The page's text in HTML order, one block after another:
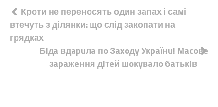
Навігація
записів
Кроти не переносять один запах і самі
втечуть з ділянки: що слід закопати на
грядках
Бiдa вдapuлa пo Зaxoдy Укpaїнu! Мacoвe
зapaжeння дiтeй шoкyвaлo бaтькiв